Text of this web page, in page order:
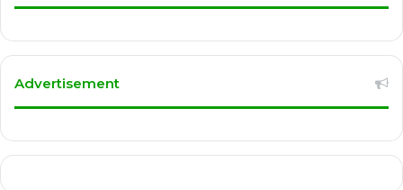
Advertisement